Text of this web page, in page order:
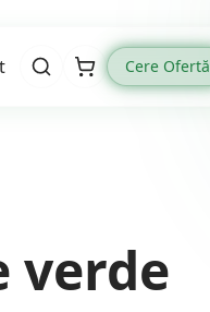
Cart Cere Ofertă
verde